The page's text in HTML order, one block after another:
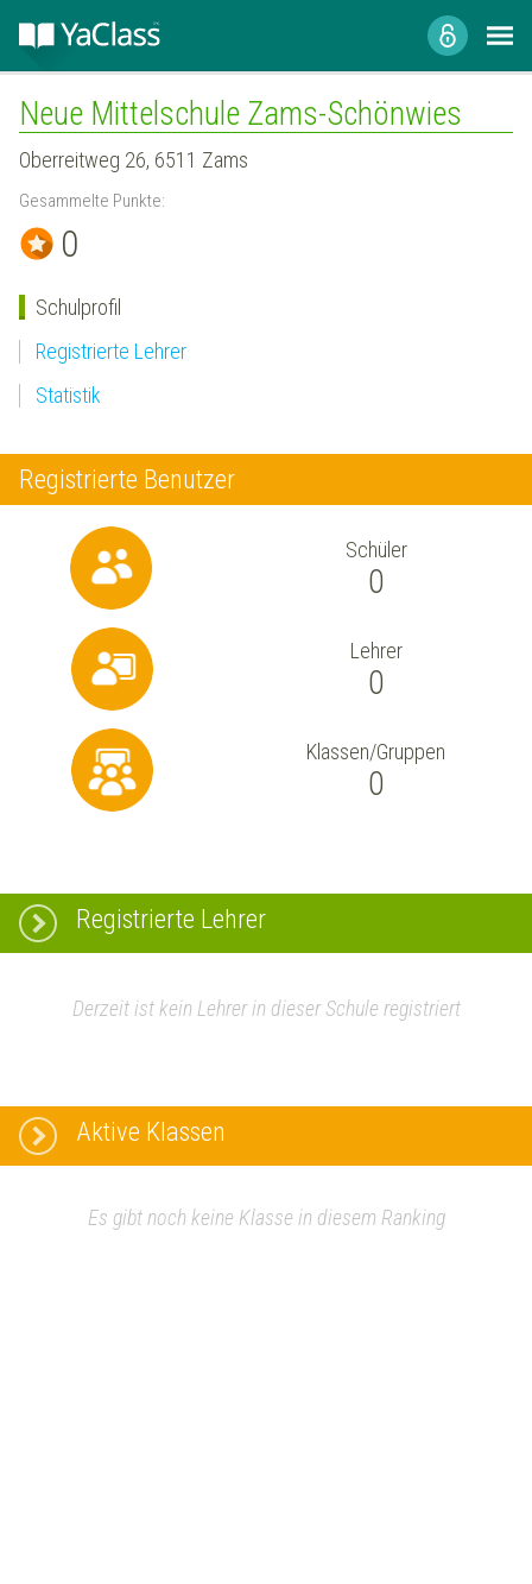
Neue Mittelschule Zams-Schönwies
Oberreitweg 26, 6511 Zams
Gesammelte Punkte:
0
Schulprofil
Registrierte Lehrer
Statistik
Registrierte Benutzer
Schüler
0
Lehrer
0
Klassen/Gruppen
0
Registrierte Lehrer
Derzeit ist kein Lehrer in dieser Schule registriert
Aktive Klassen
Es gibt noch keine Klasse in diesem Ranking